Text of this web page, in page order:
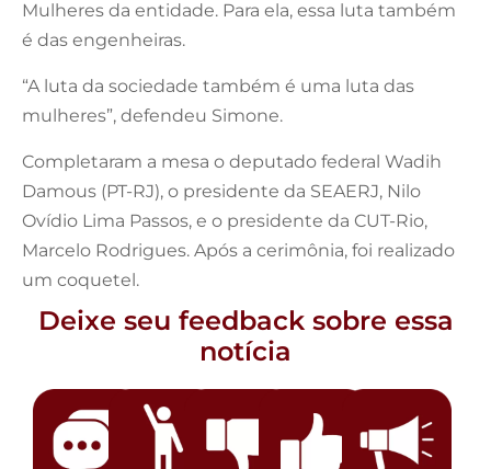
Mulheres da entidade. Para ela, essa luta também
é das engenheiras.
“A luta da sociedade também é uma luta das
mulheres”, defendeu Simone.
Completaram a mesa o deputado federal Wadih
Damous (PT-RJ), o presidente da SEAERJ, Nilo
Ovídio Lima Passos, e o presidente da CUT-Rio,
Marcelo Rodrigues. Após a cerimônia, foi realizado
um coquetel.
Deixe seu feedback sobre essa
notícia